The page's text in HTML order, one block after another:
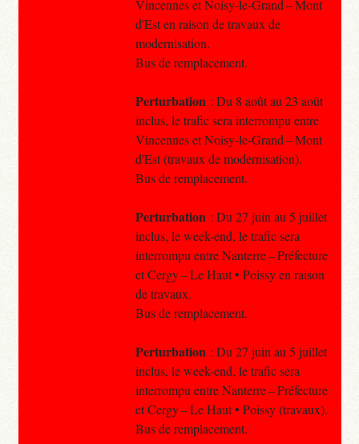
Vincennes et Noisy-le-Grand – Mont
d'Est en raison de travaux de
modernisation.
Bus de remplacement.
Perturbation : Du 8 août au 23 août
inclus, le trafic sera interrompu entre
Vincennes et Noisy-le-Grand – Mont
d'Est (travaux de modernisation).
Bus de remplacement.
Perturbation : Du 27 juin au 5 juillet
inclus, le week-end, le trafic sera
interrompu entre Nanterre – Préfecture
et Cergy – Le Haut • Poissy en raison
de travaux.
Bus de remplacement.
Perturbation : Du 27 juin au 5 juillet
inclus, le week-end, le trafic sera
interrompu entre Nanterre – Préfecture
et Cergy – Le Haut • Poissy (travaux).
Bus de remplacement.